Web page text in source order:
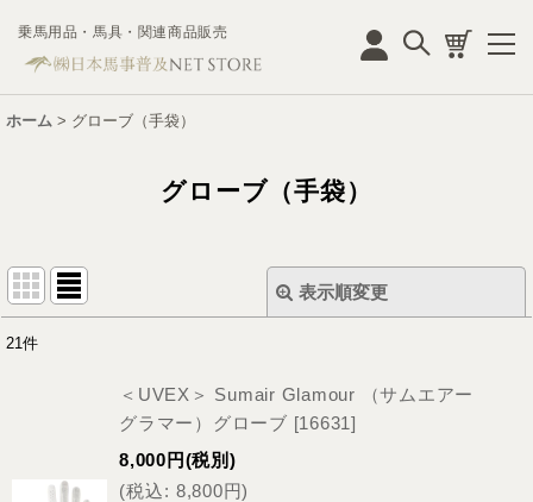
乗馬用品・馬具・関連商品販売
ホーム > グローブ（手袋）
グローブ（手袋）
表示順変更
21件
＜UVEX＞ Sumair Glamour （サムエアー
グラマー）グローブ [16631]
8,000 円(税別)
(税込: 8,800円)